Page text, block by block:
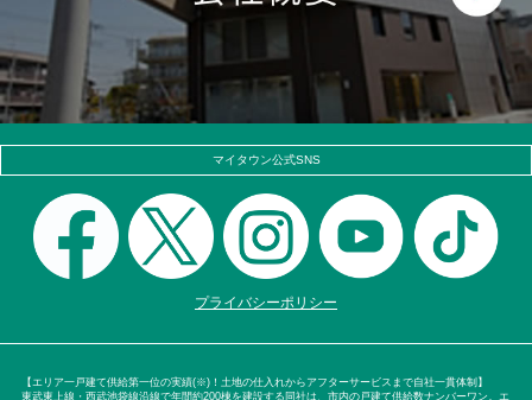
マイタウン公式SNS
プライバシーポリシー
【エリア一戸建て供給第一位の実績(※)！土地の仕入れからアフターサービスまで自社一貫体制】
東武東上線・西武池袋線沿線で年間約200棟を建設する同社は、市内の戸建て供給数ナンバーワン。エ